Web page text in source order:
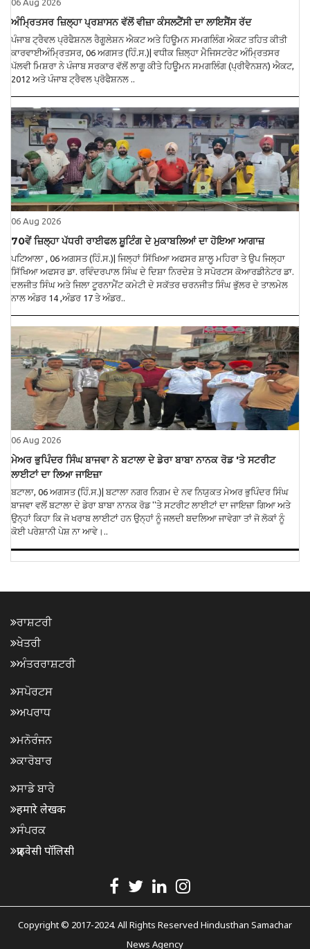
06 Aug 2026
ਅੰਮ੍ਰਿਤਸਰ ਜ਼ਿਲ੍ਹਾ ਪ੍ਰਸ਼ਾਸਨ ਵੱਲੋਂ ਵੀਜ਼ਾ ਕੰਸਲਟੈਂਸੀ ਦਾ ਲਾਇਸੈਂਸ ਰੱਦ
ਪੰਜਾਬ ਟ੍ਰੈਵਲ ਪ੍ਰੋਫੈਸ਼ਨਲ ਰੈਗੂਲੇਸ਼ਨ ਐਕਟ ਅਤੇ ਹਿਊਮਨ ਸਮਗਲਿੰਗ ਐਕਟ ਤਹਿਤ ਕੀਤੀ
ਕਾਰਵਾਈਅੰਮ੍ਰਿਤਸਰ, 06 ਅਗਸਤ (ਹਿੰ.ਸ.)| ਵਧੀਕ ਜ਼ਿਲ੍ਹਾ ਮੈਜਿਸਟਰੇਟ ਅੰਮ੍ਰਿਤਸਰ
ਪੱਲਵੀ ਮਿਸ਼ਰਾ ਨੇ ਪੰਜਾਬ ਸਰਕਾਰ ਵੱਲੋਂ ਲਾਗੂ ਕੀਤੇ ਹਿਊਮਨ ਸਮਗਲਿੰਗ (ਪ੍ਰੀਵੈਨਸ਼ਨ) ਐਕਟ,
2012 ਅਤੇ ਪੰਜਾਬ ਟ੍ਰੈਵਲ ਪ੍ਰੋਫੈਸ਼ਨਲ ..
06 Aug 2026
70ਵੇਂ ਜ਼ਿਲ੍ਹਾ ਪੱਧਰੀ ਰਾਈਫਲ ਸ਼ੂਟਿੰਗ ਦੇ ਮੁਕਾਬਲਿਆਂ ਦਾ ਹੋਇਆ ਆਗਾਜ਼
ਪਟਿਆਲਾ , 06 ਅਗਸਤ (ਹਿੰ.ਸ.)| ਜਿਲ੍ਹਾਂ ਸਿੱਖਿਆ ਅਫਸਰ ਸ਼ਾਲੂ ਮਹਿਰਾ ਤੇ ਉਪ ਜਿਲ੍ਹਾ
ਸਿੱਖਿਆ ਅਫਸਰ ਡਾ. ਰਵਿੰਦਰਪਾਲ ਸਿੰਘ ਦੇ ਦਿਸ਼ਾ ਨਿਰਦੇਸ਼ ਤੇ ਸਪੋਰਟਸ ਕੋਆਰਡੀਨੇਟਰ ਡਾ.
ਦਲਜੀਤ ਸਿੰਘ ਅਤੇ ਜਿਲਾ ਟੂਰਨਾਮੈਂਟ ਕਮੇਟੀ ਦੇ ਸਕੱਤਰ ਚਰਨਜੀਤ ਸਿੰਘ ਭੁੱਲਰ ਦੇ ਤਾਲਮੇਲ
ਨਾਲ ਅੰਡਰ 14 ,ਅੰਡਰ 17 ਤੇ ਅੰਡਰ..
06 Aug 2026
ਮੇਅਰ ਭੁਪਿੰਦਰ ਸਿੰਘ ਬਾਜਵਾ ਨੇ ਬਟਾਲਾ ਦੇ ਡੇਰਾ ਬਾਬਾ ਨਾਨਕ ਰੋਡ 'ਤੇ ਸਟਰੀਟ
ਲਾਈਟਾਂ ਦਾ ਲਿਆ ਜਾਇਜ਼ਾ
ਬਟਾਲਾ, 06 ਅਗਸਤ (ਹਿੰ.ਸ.)| ਬਟਾਲਾ ਨਗਰ ਨਿਗਮ ਦੇ ਨਵ ਨਿਯੁਕਤ ਮੇਅਰ ਭੁਪਿੰਦਰ ਸਿੰਘ
ਬਾਜਵਾ ਵਲੋਂ ਬਟਾਲਾ ਦੇ ਡੇਰਾ ਬਾਬਾ ਨਾਨਕ ਰੋਡ ''ਤੇ ਸਟਰੀਟ ਲਾਈਟਾਂ ਦਾ ਜਾਇਜ਼ਾ ਗਿਆ ਅਤੇ
ਉਨ੍ਹਾਂ ਕਿਹਾ ਕਿ ਜੋ ਖਰਾਬ ਲਾਈਟਾਂ ਹਨ ਉਨ੍ਹਾਂ ਨੂੰ ਜਲਦੀ ਬਦਲਿਆ ਜਾਵੇਗਾ ਤਾਂ ਜੋ ਲੋਕਾਂ ਨੂੰ
ਕੋਈ ਪਰੇਸ਼ਾਨੀ ਪੇਸ਼ ਨਾ ਆਵੇ।..
ਰਾਸ਼ਟਰੀ
ਖੇਤਰੀ
ਅੰਤਰਰਾਸ਼ਟਰੀ
ਸਪੋਰਟਸ
ਅਪਰਾਧ
ਮਨੋਰੰਜਨ
ਕਾਰੋਬਾਰ
ਸਾਡੇ ਬਾਰੇ
हमारे लेखक
ਸੰਪਰਕ
प्राइवेसी पॉलिसी
Copyright © 2017-2024. All Rights Reserved Hindusthan Samachar
News Agency